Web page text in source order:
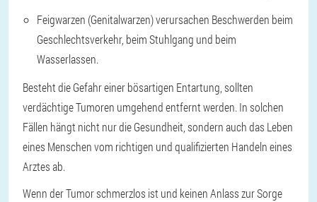
Feigwarzen (Genitalwarzen) verursachen Beschwerden beim
Geschlechtsverkehr, beim Stuhlgang und beim
Wasserlassen.
Besteht die Gefahr einer bösartigen Entartung, sollten
verdächtige Tumoren umgehend entfernt werden. In solchen
Fällen hängt nicht nur die Gesundheit, sondern auch das Leben
eines Menschen vom richtigen und qualifizierten Handeln eines
Arztes ab.
Wenn der Tumor schmerzlos ist und keinen Anlass zur Sorge